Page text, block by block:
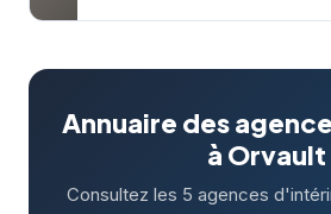
Annuaire des
à Orvault
Consultez les 5 agences